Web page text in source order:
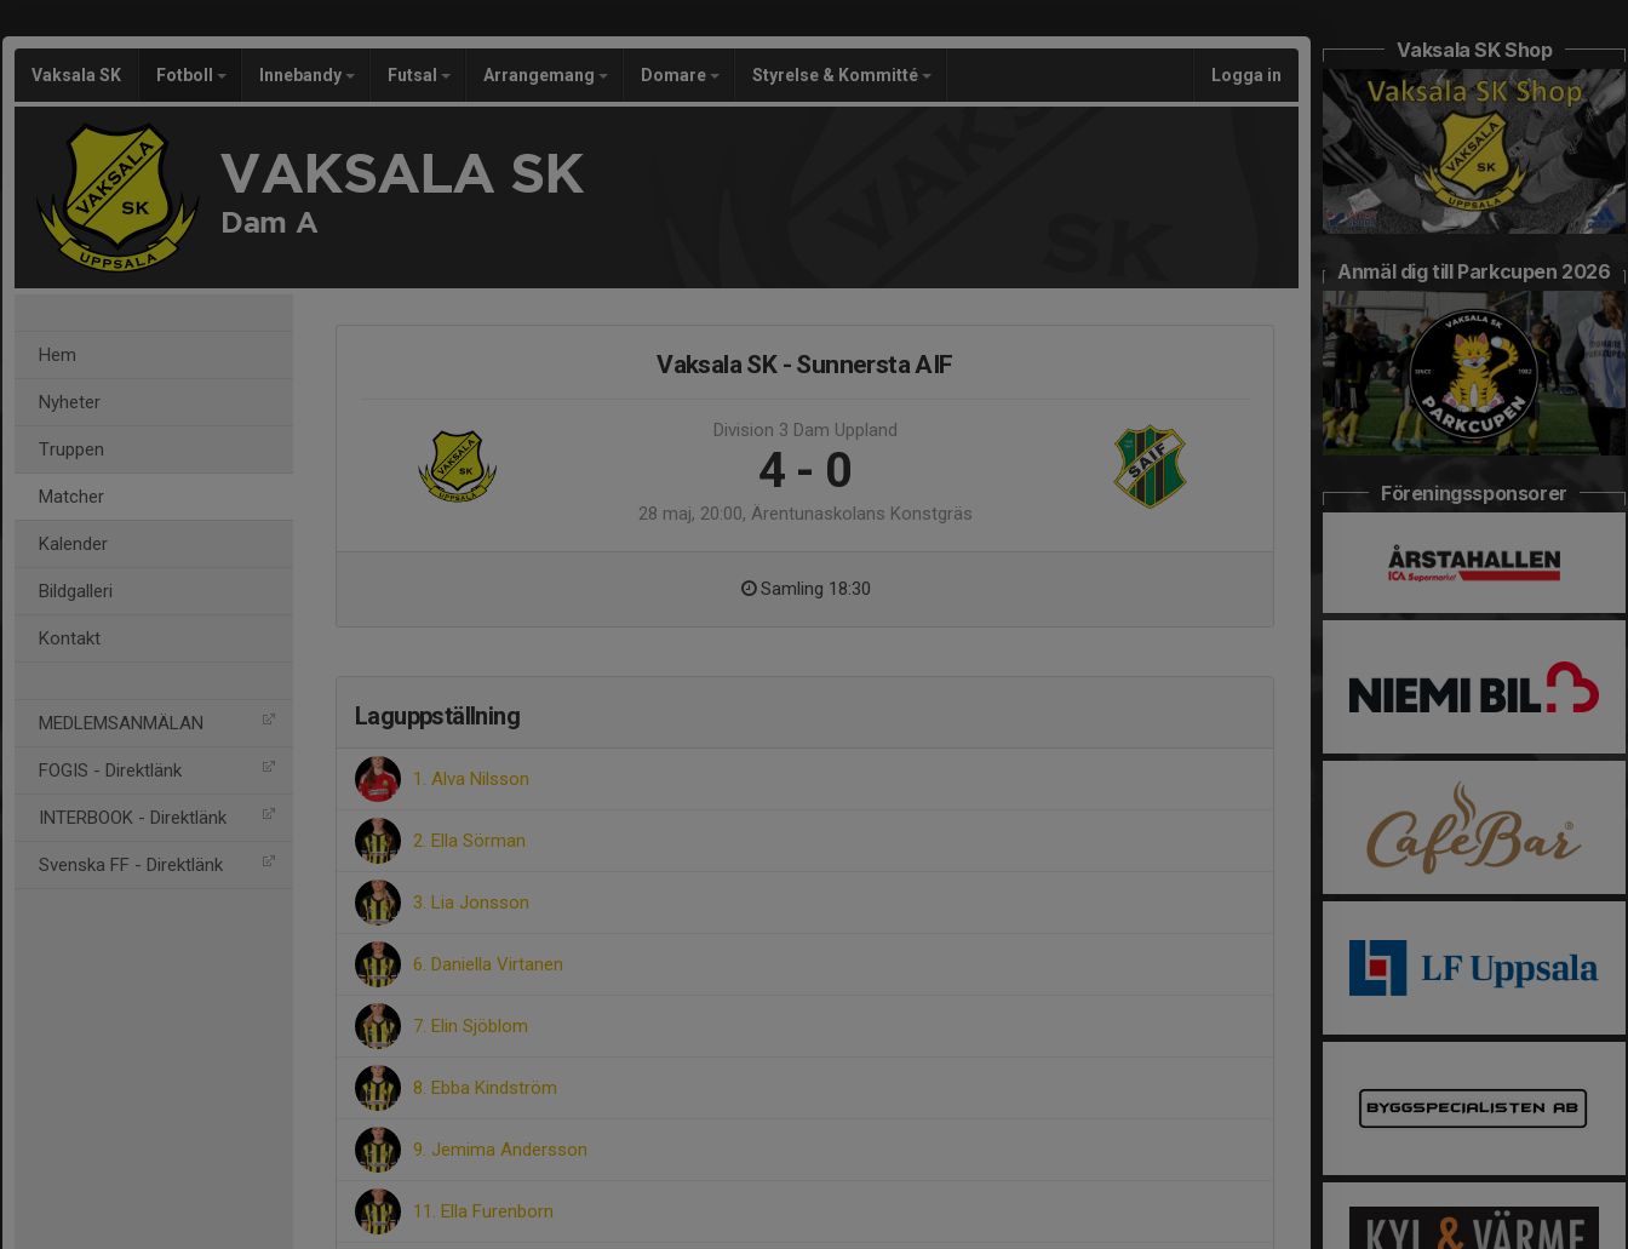
Vaksala SK Fotboll Innebandy Futsal Arrangemang Domare Styrelse & Kommitté Logga in
VAKSALA SK
Dam A
Hem
Nyheter
Truppen
Matcher
Kalender
Bildgalleri
Kontakt
MEDLEMSANMÄLAN
FOGIS - Direktlänk
INTERBOOK - Direktlänk
Svenska FF - Direktlänk
Vaksala SK - Sunnersta AIF
Division 3 Dam Uppland
4 - 0
28 maj, 20:00, Ärentunaskolans Konstgräs
Samling 18:30
Laguppställning
1. Alva Nilsson
2. Ella Sörman
3. Lia Jonsson
6. Daniella Virtanen
7. Elin Sjöblom
8. Ebba Kindström
9. Jemima Andersson
11. Ella Furenborn
Vaksala SK Shop
Anmäl dig till Parkcupen 2026
Föreningssponsorer